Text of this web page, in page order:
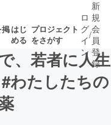
掲はじ
める
プロジェクト
をさがす
了が近いプ
ロ
グ
イ
ン
/
新
規
会
員
登
録
、若者に人生
わたしたちの